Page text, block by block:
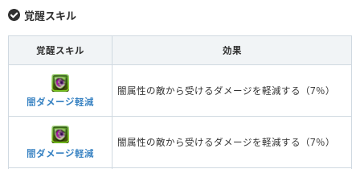
覚醒スキル
覚醒スキル 効果
闇ダメージ軽減
闇属性の敵から受けるダメージを軽減する（7％）
闇ダメージ軽減
闇属性の敵から受けるダメージを軽減する（7％）